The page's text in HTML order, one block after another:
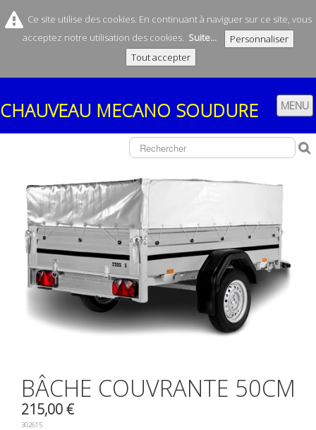
Ce site utilise des cookies. En continuant à naviguer sur ce site, vous
acceptez notre utilisation des cookies. Suite...
Personnaliser
Tout accepter
CHAUVEAU MECANO SOUDURE MENU
CONTACT
NOS REMORQUES▼
NOS FABRICATIONS▼
BOUTIQUE
BÂCHE COUVRANTE 50CM
215,00 €
302615